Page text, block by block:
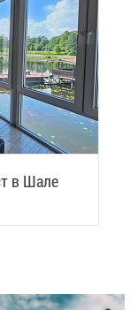
в Ша­ле